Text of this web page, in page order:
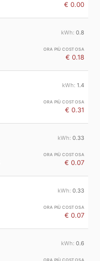
€ 0.00
0.8
€ 0.18
1.4
€ 0.31
0.33
€ 0.07
0.33
€ 0.07
0.6